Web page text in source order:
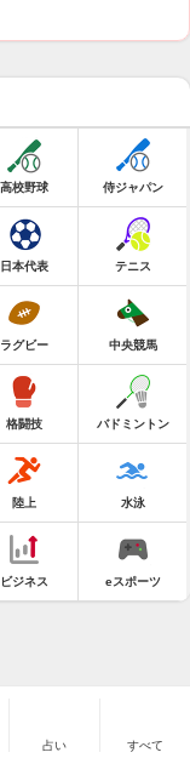
高校野球 侍ジャパン
日本代表 テニス
ラグビー 中央競馬
格闘技 バドミントン
陸上 水泳
ビジネス eスポーツ
占い すべて